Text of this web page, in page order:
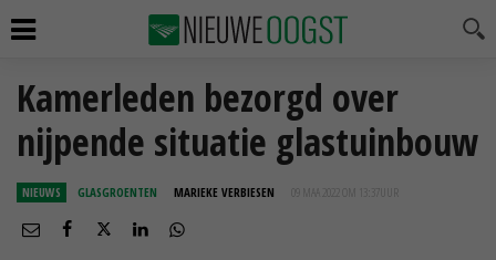
Kamerleden bezorgd over
nijpende situatie glastuinbouw
NIEUWS GLASGROENTEN MARIEKE VERBIESEN 09 MAA 2022 OM 13:37